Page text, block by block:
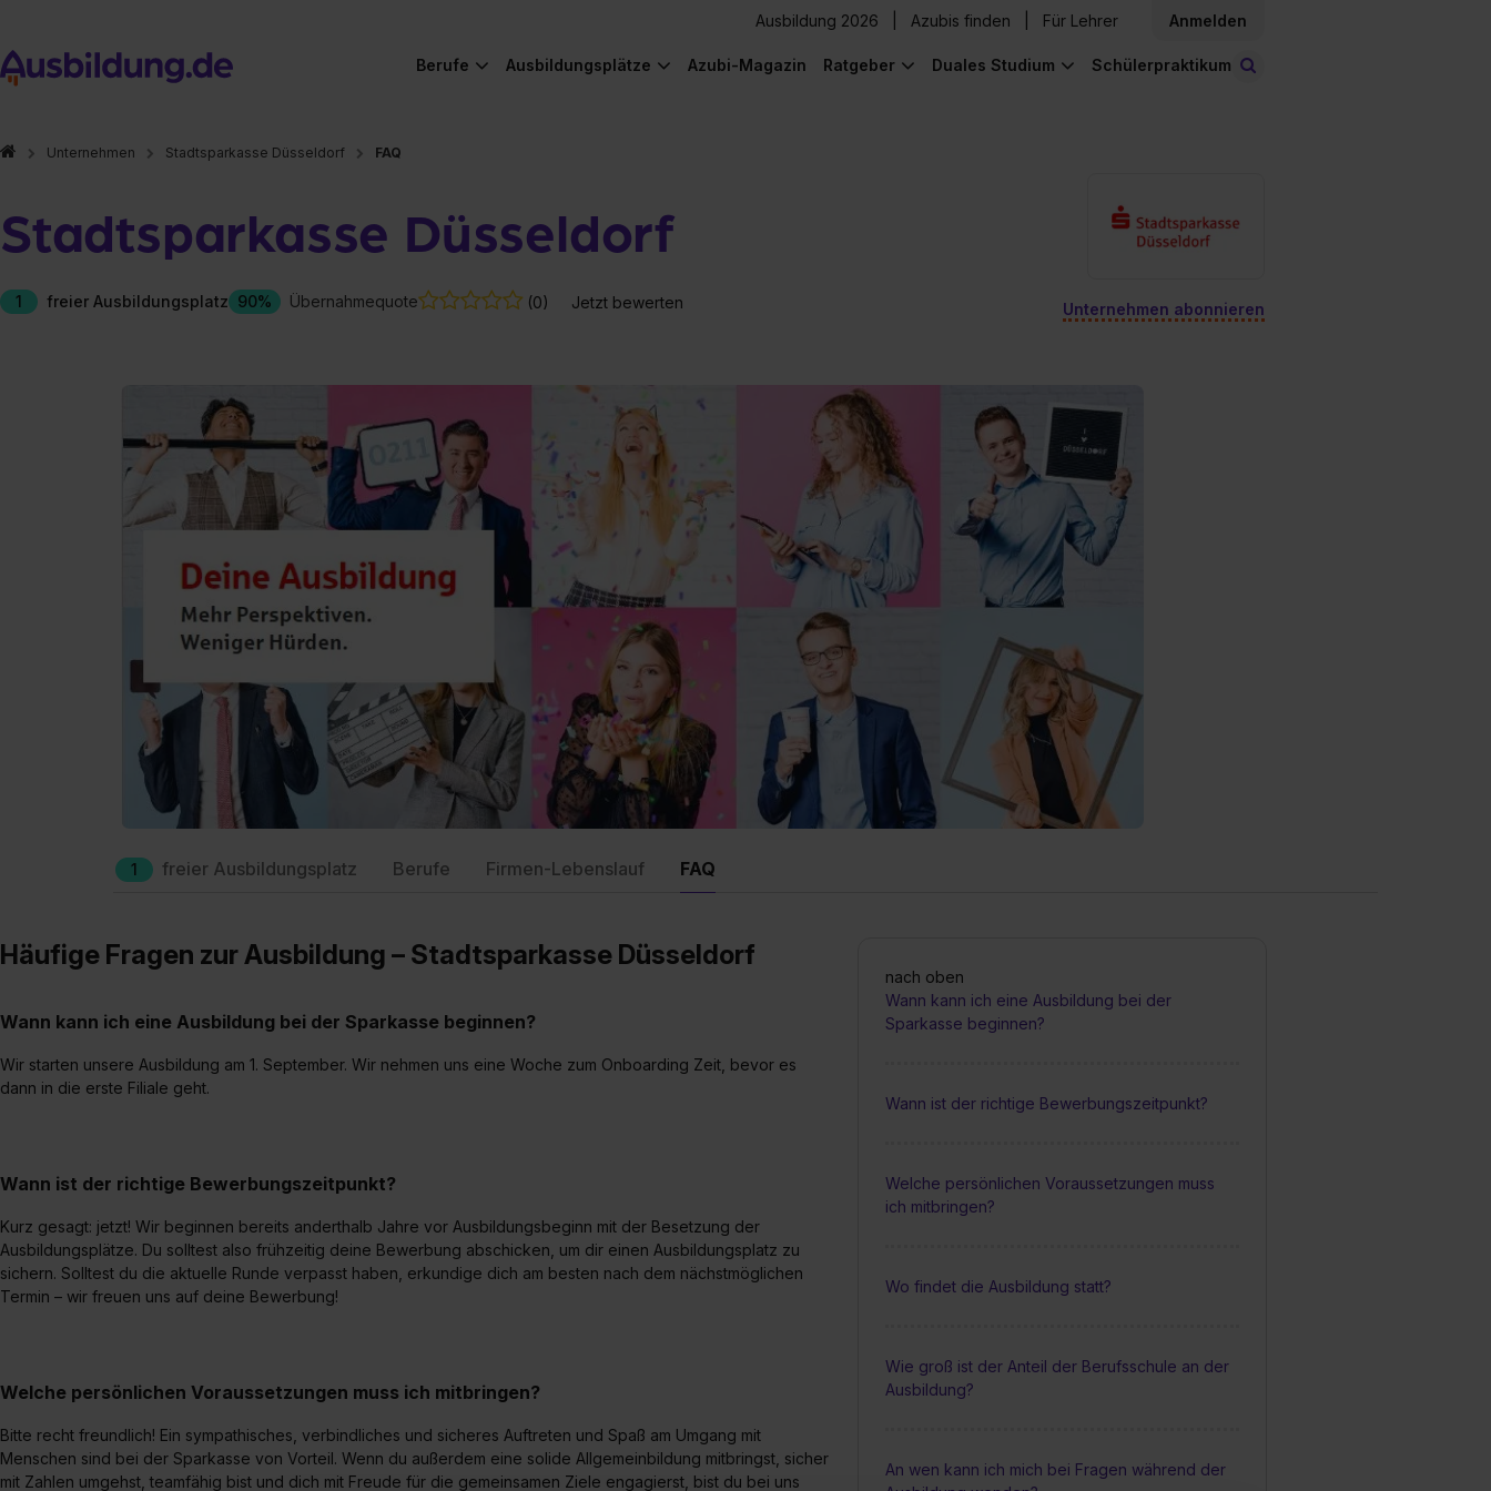
Ausbildung 2026 Azubis finden Für Lehrer Anmelden
Berufe Ausbildungsplätze Azubi-Magazin Ratgeber Duales Studium Schülerpraktikum
Unternehmen Stadtsparkasse Düsseldorf FAQ
Stadtsparkasse Düsseldorf
1 freier Ausbildungsplatz 90% Übernahmequote (0) Jetzt bewerten Unternehmen abonnieren
1 freier Ausbildungsplatz Berufe Firmen-Lebenslauf FAQ
nach oben
Wann kann ich eine Ausbildung bei der
Sparkasse beginnen?
Wann ist der richtige Bewerbungszeitpunkt?
Welche persönlichen Voraussetzungen muss
ich mitbringen?
Wo findet die Ausbildung statt?
Wie groß ist der Anteil der Berufsschule an der
Ausbildung?
An wen kann ich mich bei Fragen während der
Häufige Fragen zur Ausbildung – Stadtsparkasse Düsseldorf
Wann kann ich eine Ausbildung bei der Sparkasse beginnen?
Wir starten unsere Ausbildung am 1. September. Wir nehmen uns eine Woche zum Onboarding Zeit, bevor es
dann in die erste Filiale geht.
Wann ist der richtige Bewerbungszeitpunkt?
Kurz gesagt: jetzt! Wir beginnen bereits anderthalb Jahre vor Ausbildungsbeginn mit der Besetzung der
Ausbildungsplätze. Du solltest also frühzeitig deine Bewerbung abschicken, um dir einen Ausbildungsplatz zu
sichern. Solltest du die aktuelle Runde verpasst haben, erkundige dich am besten nach dem nächstmöglichen
Termin – wir freuen uns auf deine Bewerbung!
Welche persönlichen Voraussetzungen muss ich mitbringen?
Bitte recht freundlich! Ein sympathisches, verbindliches und sicheres Auftreten und Spaß am Umgang mit
Menschen sind bei der Sparkasse von Vorteil. Wenn du außerdem eine solide Allgemeinbildung mitbringst, sicher
mit Zahlen umgehst, teamfähig bist und dich mit Freude für die gemeinsamen Ziele engagierst, bist du bei uns